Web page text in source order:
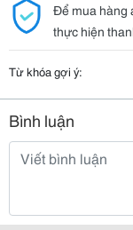
Để mua hàng
thực hiện
Từ khóa gợi ý:
Bình luận